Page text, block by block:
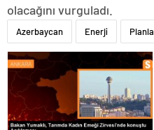
olacağını vurguladı.
Azerbaycan Enerji Planla